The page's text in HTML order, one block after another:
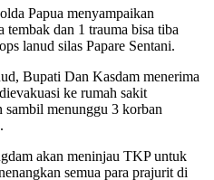
Papua menyampaikan
dan 1 trauma bisa tiba
lanud silas Papare Sentani.
Bupati Dan Kasdam menerima
ke rumah sakit
sambil menunggu 3 korban
akan meninjau TKP untuk
semua para prajurit di